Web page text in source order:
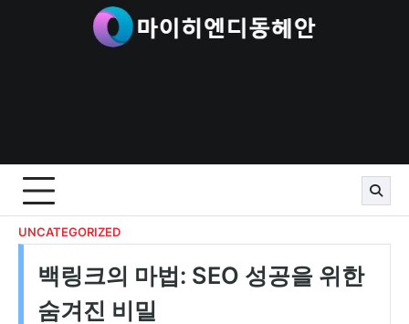
UNCATEGORIZED
백링크의 마법: SEO 성공을 위한
숨겨진 비밀